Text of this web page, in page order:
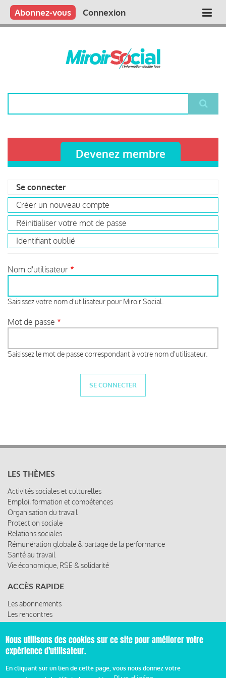
Aller
contenu
Main
Qui sommes nous ?
Vous publiez
Nous publions
Contactez-nous
Abonnez-vous Connexion
Devenez membre
Primary
tabs
Se connecter
actif)
Créer un nouveau compte
Réinitialiser votre mot de passe
Identifiant oublié
Nom d'utilisateur
Saisissez votre nom d'utilisateur pour Miroir Social.
Mot de passe
Saisissez le mot de passe correspondant à votre nom d'utilisateur.
LES THÈMES
Activités sociales et culturelles
Emploi, formation et compétences
Organisation du travail
Protection sociale
Relations sociales
Rémunération globale & partage de la performance
Santé au travail
Vie économique, RSE & solidarité
ACCÈS RAPIDE
Les abonnements
Les rencontres
Les ressources
© 2019 Miroir Social - Réalisé parCafffeine
Nous utilisons des cookies sur ce site pour améliorer votre
expérience d'utilisateur.
En cliquant sur un lien de cette page, vous nous donnez votre